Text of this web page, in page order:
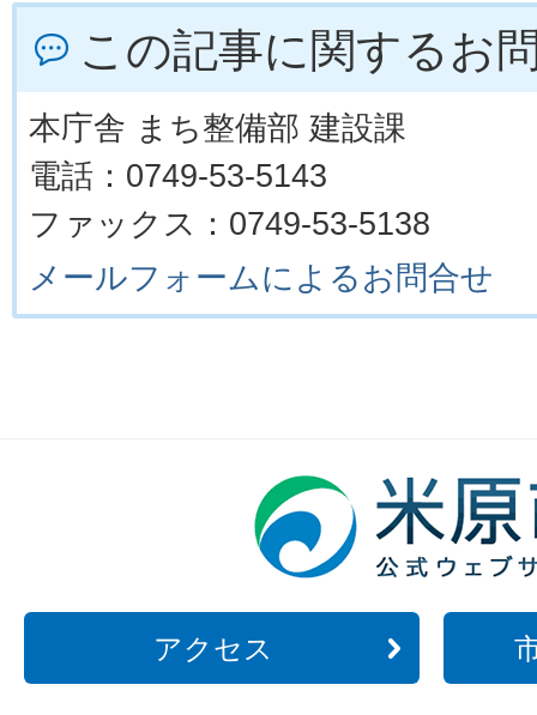
この記事に関するお
本庁舎 まち整備部 建設課
電話：0749-53-5143
ファックス：0749-53-5138
メールフォームによるお問合せ
アクセス